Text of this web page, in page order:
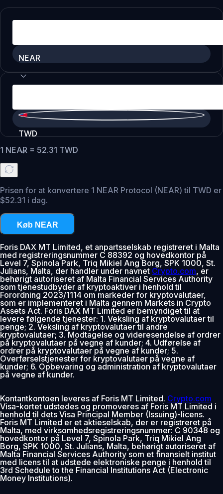
NEAR
TWD
1 NEAR = 52.31 TWD
Prisen for at konvertere 1 NEAR Protocol (NEAR) til TWD er
$52.31 i dag.
Køb NEAR
Foris DAX MT Limited, et anpartsselskab registreret i Malta
med registreringsnummer C 88392 og hovedkontor på
Level 7, Spinola Park, Triq Mikiel Ang Borg, SPK 1000, St.
Julians, Malta, der handler under navnet Crypto.com, er
behørigt autoriseret af Malta Financial Services Authority
som tjenestudbyder af kryptoaktiver i henhold til
Forordning 2023/1114 om markeder for kryptovalutaer,
som er implementeret i Malta gennem Markets in Crypto
Assets Act. Foris DAX MT Limited er bemyndiget til at
levere følgende tjenester: 1. Veksling af kryptovalutaer til
penge; 2. Veksling af kryptovalutaer til andre
kryptovalutaer; 3. Modtagelse og videresendelse af ordrer
på kryptovalutaer på vegne af kunder; 4. Udførelse af
ordrer på kryptovalutaer på vegne af kunder; 5.
Overførselstjenester for kryptovalutaer på vegne af
kunder; 6. Opbevaring og administration af kryptovalutaer
på vegne af kunder.
Kontantkontoen leveres af Foris MT Limited. Crypto.com
Visa-kortet udstedes og promoveres af Foris MT Limited i
henhold til dets Visa Principal Member (Issuing)-licens.
Foris MT Limited er et aktieselskab, der er registreret på
Malta, med virksomhedsregistreringsnummer: C 90348 og
hovedkontor på Level 7, Spinola Park, Triq Mikiel Ang
Borg, SPK 1000, St. Julians, Malta, behørigt autoriseret af
Malta Financial Services Authority som et finansielt institut
med licens til at udstede elektroniske penge i henhold til
3rd Schedule to the Financial Institutions Act (Electronic
Money Institutions).